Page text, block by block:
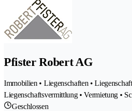
Pfister Robert AG
Immobilien • Liegenschaften •
Liegenschaftsvermittlung • Vermietung •
Geschlossen